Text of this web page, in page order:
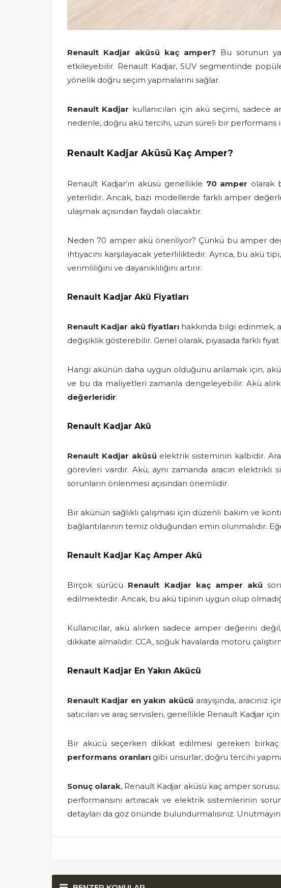
Renault Kadjar aküsü kaç amper? Bu sorunun
etkileyebilir. Renault Kadjar, SUV segmentinde
yönelik doğru seçim yapmalarını sağlar.
Renault Kadjar kullanıcıları için akü seçimi, sadece
nedenle, doğru akü tercihi, uzun süreli bir performans
Renault Kadjar Aküsü Kaç Amper?
Renault Kadjar’ın aküsü genellikle 70 amper olarak
yeterlidir. Ancak, bazı modellerde farklı amper
ulaşmak açısından faydalı olacaktır.
Neden 70 amper akü öneriliyor? Çünkü bu amper
ihtiyacını karşılayacak yeterliliktedir. Ayrıca, bu akü
verimliliğini ve dayanıklılığını artırır.
Renault Kadjar Akü Fiyatları
Renault Kadjar akü fiyatlarıhakkında bilgi edinmek,
değişiklik gösterebilir. Genel olarak, piyasada farklı
Hangi akünün daha uygun olduğunu anlamak için,
ve bu da maliyetleri zamanla dengeleyebilir. Akü
değerleridir.
Renault Kadjar Akü
Renault Kadjar aküsü elektrik sisteminin kalbidir.
görevleri vardır. Akü, aynı zamanda aracın
sorunların önlenmesi açısından önemlidir.
Bir akünün sağlıklı çalışması için düzenli bakım ve
bağlantılarının temiz olduğundan emin olunmalıdır.
Renault Kadjar Kaç Amper Akü
Birçok sürücü Renault Kadjar kaç amper akü
edilmektedir. Ancak, bu akü tipinin uygun olup
Kullanıcılar, akü alırken sadece amper değerini
dikkate almalıdır. CCA, soğuk havalarda motoru
Renault Kadjar En Yakın Akücü
Renault Kadjar en yakın akücü arayışında, aracınız
satıcıları ve araç servisleri, genellikle Renault Kadjar
Bir akücü seçerken dikkat edilmesi gereken birkaç
performans oranları gibi unsurlar, doğru tercihi
Sonuç olarak, Renault Kadjar aküsü kaç amper
performansını artıracak ve elektrik sistemlerinin
detayları da göz önünde bulundurmalısınız.